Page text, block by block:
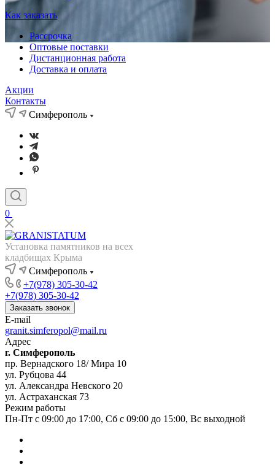
Как заказать
Рассрочка
Оптовые поставки
Дистанционная работа
Доставка и оплата
Акции
Контакты
Симферополь
0
Установка памятников на всех
кладбищах Крыма
Симферополь
+7(978) 305-30-42
+7(978) 305-30-42
Заказать звонок
E-mail
granit.simferopol@mail.ru
Адрес
г. Симферополь
пр. Вернадского 18/ Мира 10
ул. Рубцова 44
ул. Александра Невского 20
ул. Астраханская 73
Режим работы
Пн-Пт с 09:00 до 17:00, Сб с 09:00 до 15:00, Вс выходной